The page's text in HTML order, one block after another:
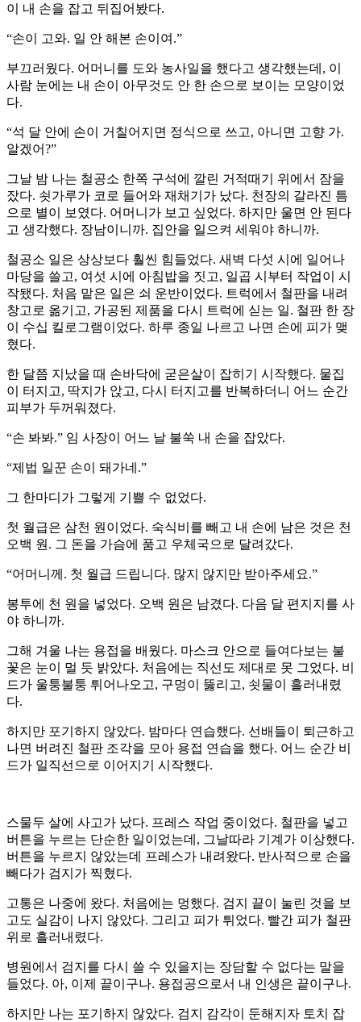
이 내 손을 잡고 뒤집어봤다.
“손이 고와. 일 안 해본 손이여.”
부끄러웠다. 어머니를 도와 농사일을 했다고 생각했는데, 이
사람 눈에는 내 손이 아무것도 안 한 손으로 보이는 모양이었
다.
“석 달 안에 손이 거칠어지면 정식으로 쓰고, 아니면 고향 가.
알겠어?”
그날 밤 나는 철공소 한쪽 구석에 깔린 거적때기 위에서 잠을
잤다. 쇳가루가 코로 들어와 재채기가 났다. 천장의 갈라진 틈
으로 별이 보였다. 어머니가 보고 싶었다. 하지만 울면 안 된다
고 생각했다. 장남이니까. 집안을 일으켜 세워야 하니까.
철공소 일은 상상보다 훨씬 힘들었다. 새벽 다섯 시에 일어나
마당을 쓸고, 여섯 시에 아침밥을 짓고, 일곱 시부터 작업이 시
작됐다. 처음 맡은 일은 쇠 운반이었다. 트럭에서 철판을 내려
창고로 옮기고, 가공된 제품을 다시 트럭에 싣는 일. 철판 한 장
이 수십 킬로그램이었다. 하루 종일 나르고 나면 손에 피가 맺
혔다.
한 달쯤 지났을 때 손바닥에 굳은살이 잡히기 시작했다. 물집
이 터지고, 딱지가 앉고, 다시 터지고를 반복하더니 어느 순간
피부가 두꺼워졌다.
“손 봐봐.” 임 사장이 어느 날 불쑥 내 손을 잡았다.
“제법 일꾼 손이 돼가네.”
그 한마디가 그렇게 기쁠 수 없었다.
첫 월급은 삼천 원이었다. 숙식비를 빼고 내 손에 남은 것은 천
오백 원. 그 돈을 가슴에 품고 우체국으로 달려갔다.
“어머니께. 첫 월급 드립니다. 많지 않지만 받아주세요.”
봉투에 천 원을 넣었다. 오백 원은 남겼다. 다음 달 편지지를 사
야 하니까.
그해 겨울 나는 용접을 배웠다. 마스크 안으로 들여다보는 불
꽃은 눈이 멀 듯 밝았다. 처음에는 직선도 제대로 못 그었다. 비
드가 울퉁불퉁 튀어나오고, 구멍이 뚫리고, 쇳물이 흘러내렸
다.
하지만 포기하지 않았다. 밤마다 연습했다. 선배들이 퇴근하고
나면 버려진 철판 조각을 모아 용접 연습을 했다. 어느 순간 비
드가 일직선으로 이어지기 시작했다.
스물두 살에 사고가 났다. 프레스 작업 중이었다. 철판을 넣고
버튼을 누르는 단순한 일이었는데, 그날따라 기계가 이상했다.
버튼을 누르지 않았는데 프레스가 내려왔다. 반사적으로 손을
빼다가 검지가 찍혔다.
고통은 나중에 왔다. 처음에는 멍했다. 검지 끝이 눌린 것을 보
고도 실감이 나지 않았다. 그리고 피가 튀었다. 빨간 피가 철판
위로 흘러내렸다.
병원에서 검지를 다시 쓸 수 있을지는 장담할 수 없다는 말을
들었다. 아, 이제 끝이구나. 용접공으로서 내 인생은 끝이구나.
하지만 나는 포기하지 않았다. 검지 감각이 둔해지자 토치 잡